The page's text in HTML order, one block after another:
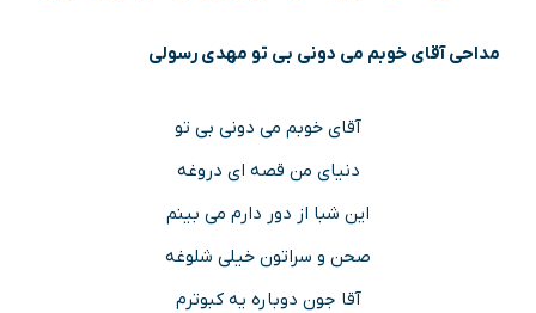
مداحی آقای خوبم می دونی بی تو مهدی رسولی
آقای خوبم می دونی بی تو
دنیای من قصه ای دروغه
این شبا از دور دارم می بینم
صحن و سراتون خیلی شلوغه
آقا جون دوباره یه کبوترم